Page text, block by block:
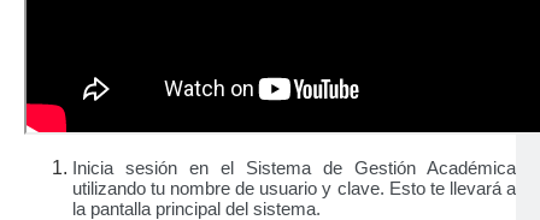
Inicia sesión en el Sistema de Gestión Académica
utilizando tu nombre de usuario y clave. Esto te llevará a
la pantalla principal del sistema.